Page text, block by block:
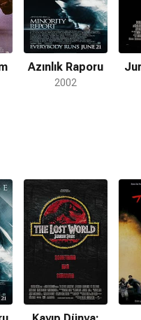
Azınlık Raporu
2002